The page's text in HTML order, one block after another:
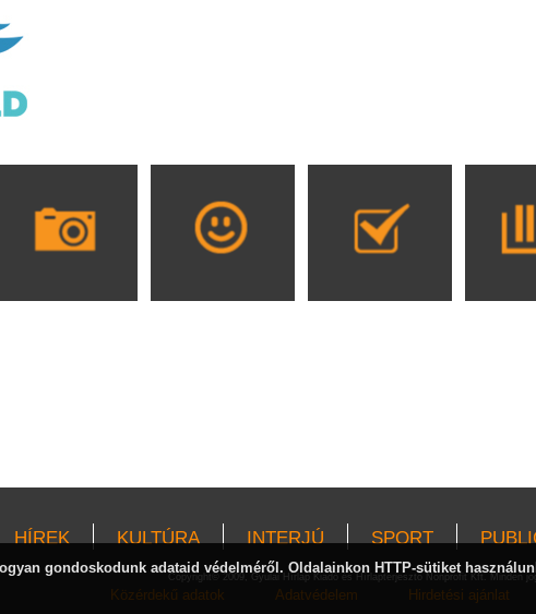
HÍREK KULTÚRA INTERJÚ SPORT
Copyright© 2009, Gyulai Hírlap Kiadó és Hírlapterjesztő Nonprofit Kft. Minden
Közérdekű adatok Adatvédelem Hirdetési ajánlat
gondoskodunk adataid védelméről. Oldalainkon HTTP-sütiket